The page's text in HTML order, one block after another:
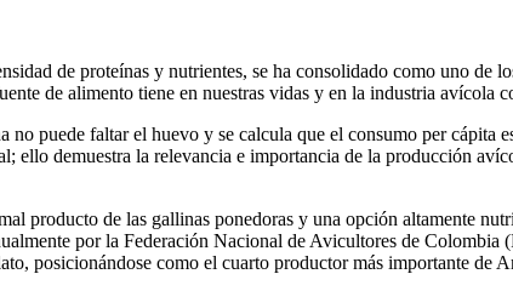
de proteínas y nutrientes, se ha consolidado como uno
de alimento tiene en nuestras vidas y en la industria avícola
no puede faltar el huevo y se calcula que el consumo per
ello demuestra la relevancia e importancia de la producción
producto de las gallinas ponedoras y una opción altamente
por la Federación Nacional de Avicultores de
posicionándose como el cuarto productor más importante de